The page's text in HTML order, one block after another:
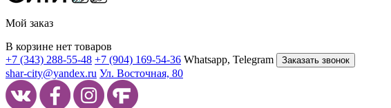
Мой заказ
В корзине нет товаров
+7 (343) 288-55-48 +7 (904) 169-54-36 Whatsapp, Telegram Заказать звонок
shar-city@yandex.ru Ул. Восточная, 80